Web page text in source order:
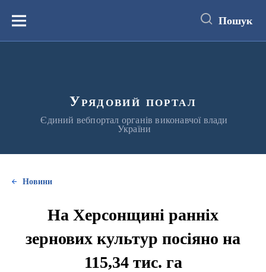
вмістуМеню Пошук
Урядовий портал
Єдиний вебпортал органів виконавчої влади
України
Новини
На Херсонщині ранніх
зернових культур посіяно на
115,34 тис. га